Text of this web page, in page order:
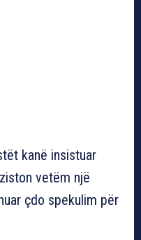
kanë insistuar
vetëm një
çdo spekulim për